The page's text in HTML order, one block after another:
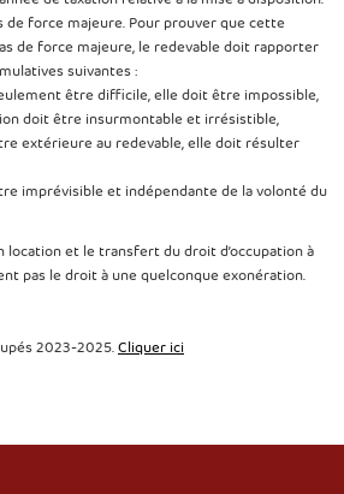
de force majeure. Pour prouver que cette
de force majeure, le redevable doit rapporter
suivantes :
être difficile, elle doit être impossible,
doit être insurmontable et irrésistible,
extérieure au redevable, elle doit résulter
imprévisible et indépendante de la volonté du
location et le transfert du droit d’occupation à
pas le droit à une quelconque exonération.
2023-2025.Cliquer ici